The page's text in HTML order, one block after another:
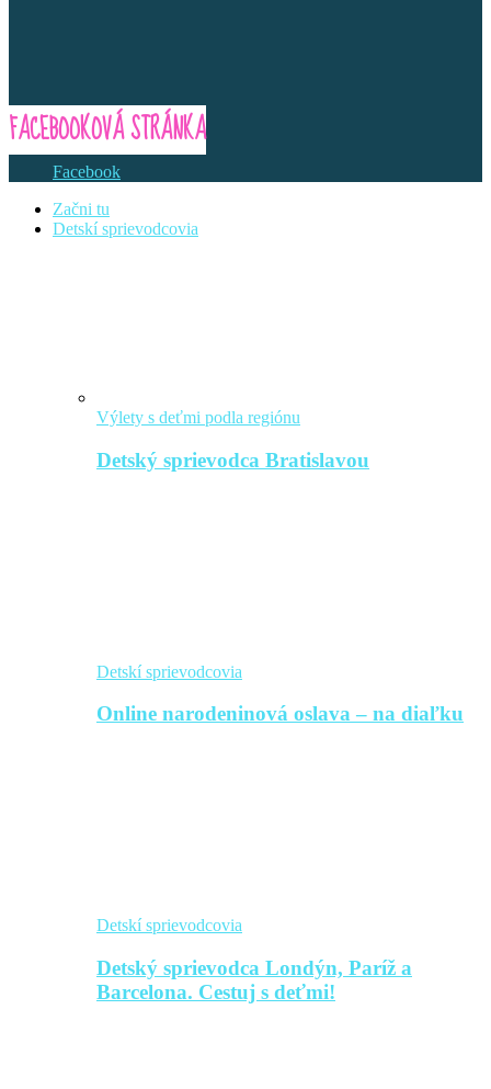
FACEBOOKOVÁ STRÁNKA
Facebook
Začni tu
Detskí sprievodcovia
Výlety s deťmi podla regiónu
Detský sprievodca Bratislavou
Detskí sprievodcovia
Online narodeninová oslava – na diaľku
Detskí sprievodcovia
Detský sprievodca Londýn, Paríž a
Barcelona. Cestuj s deťmi!